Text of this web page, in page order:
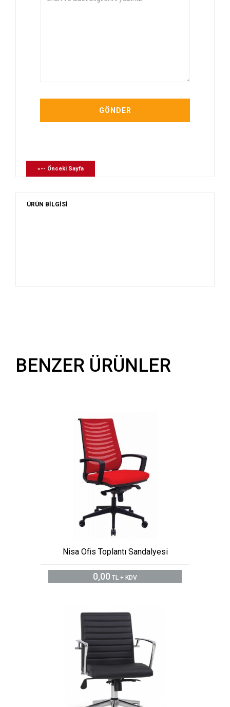
«-- Önceki Sayfa
ÜRÜN BİLGİSİ
BENZER ÜRÜNLER
Nisa Ofis Toplantı Sandalyesi
0,00 TL + KDV